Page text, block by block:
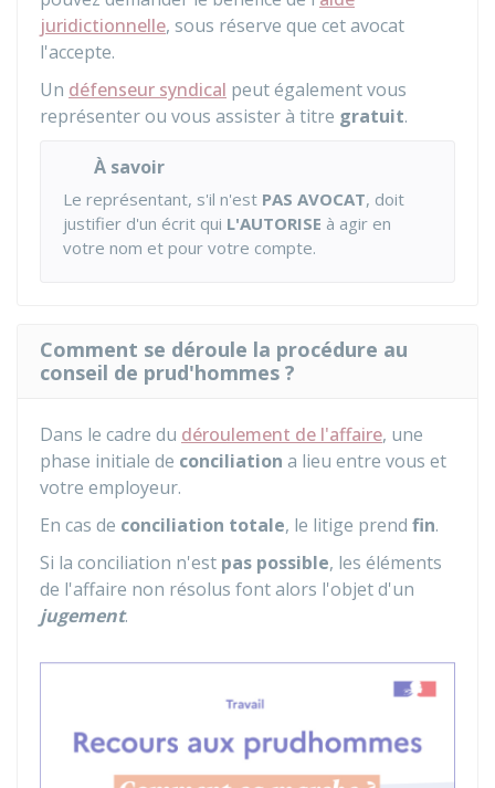
juridictionnelle, sous réserve que cet avocat
l'accepte.
Un défenseur syndical peut également vous
représenter ou vous assister à titre gratuit.
À savoir
Le représentant, s'il n'est PAS AVOCAT, doit
justifier d'un écrit qui L'AUTORISE à agir en
votre nom et pour votre compte.
Comment se déroule la procédure au
conseil de prud'hommes ?
Dans le cadre du déroulement de l'affaire, une
phase initiale de conciliation a lieu entre vous et
votre employeur.
En cas de conciliation totale, le litige prend fin.
Si la conciliation n'est pas possible, les éléments
de l'affaire non résolus font alors l'objet d'un
jugement.